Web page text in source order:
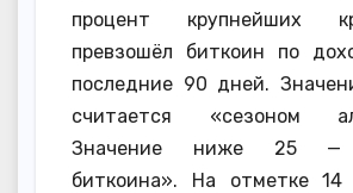
процент крупнейших
превзошёл биткоин по
последние 90 дней.
считается «сезоном
Значение ниже 25 —
биткоина». На отметке 14